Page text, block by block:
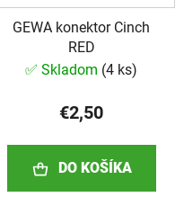
GEWA konektor Cinch
RED
✅ Skladom (4 ks)
€2,50
DO KOŠÍKA